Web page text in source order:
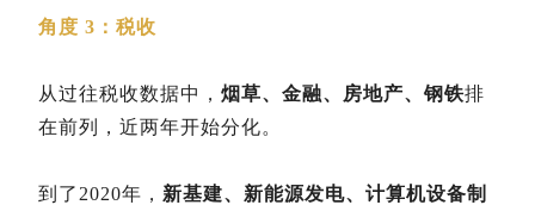
角度 3：税收
从过往税收数据中， 烟草、金融、房地产、钢铁排
在前列，近两年开始分化。
到了2020年， 新基建、新能源发电、计算机设备制